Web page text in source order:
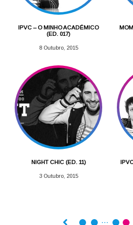
IPVC – O MINHO ACADÉMICO
(ED. 017)
8 Outubro, 2015
NIGHT CHIC (ED. 11)
3 Outubro, 2015
…